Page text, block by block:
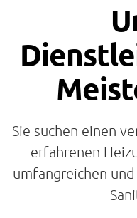
Sie suchen einen
erfahrenen
umfangreichen